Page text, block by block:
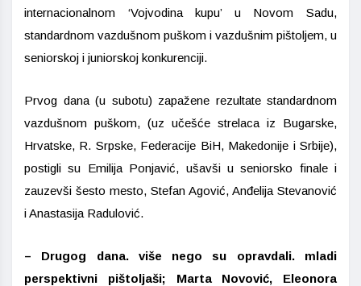
internacionalnom ‘Vojvodina kupu’ u Novom Sadu,
standardnom vazdušnom puškom i vazdušnim pištoljem, u
seniorskoj i juniorskoj konkurenciji.
Prvog dana (u subotu) zapažene rezultate standardnom
vazdušnom puškom, (uz učešće strelaca iz Bugarske,
Hrvatske, R. Srpske, Federacije BiH, Makedonije i Srbije),
postigli su Emilija Ponjavić, ušavši u seniorsko finale i
zauzevši šesto mesto, Stefan Agović, Anđelija Stevanović
i Anastasija Radulović.
– Drugog dana. više nego su opravdali. mladi
perspektivni pištoljaši; Marta Novović, Eleonora